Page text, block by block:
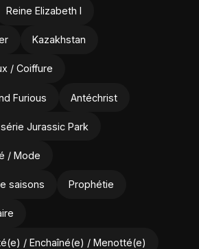
Reine Elizabeth I
Kazakhstan
/ Coiffure
Furious Antéchrist
Jurassic Park
/ Mode
saisons Prophétie
/ Enchaîné(e) / Menotté(e)